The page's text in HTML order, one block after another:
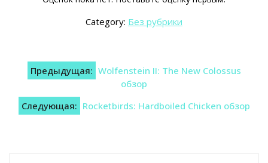
Category: Без рубрики
Навигация
по
записям
Предыдущая: Wolfenstein II: The New Colossus
обзор
Следующая: Rocketbirds: Hardboiled Chicken обзор